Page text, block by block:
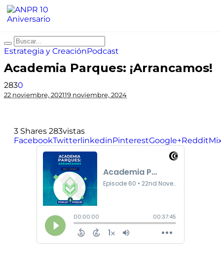
Estrategia y CreaciónPodcast
Academia Parques: ¡Arrancamos!
2830
22 noviembre, 202119 noviembre, 2024
3 Shares 283vistas
FacebookTwitterlinkedinPinterestGoogle+Reddit